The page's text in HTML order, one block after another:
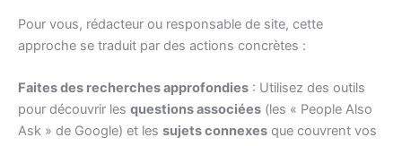
Pour vous, rédacteur ou responsable de site, cette
approche se traduit par des actions concrètes :
Faites des recherches approfondies : Utilisez des outils
pour découvrir les questions associées (les « People Also
Ask » de Google) et les sujets connexes que couvrent vos